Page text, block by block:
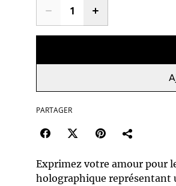
PARTAGER
Exprimez votre amour pour
holographique représentant